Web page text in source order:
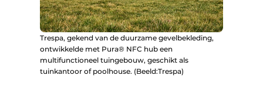
Trespa, gekend van de duurzame gevelbekleding,
ontwikkelde met Pura® NFC hub een
multifunctioneel tuingebouw, geschikt als
tuinkantoor of poolhouse. (Beeld:Trespa)